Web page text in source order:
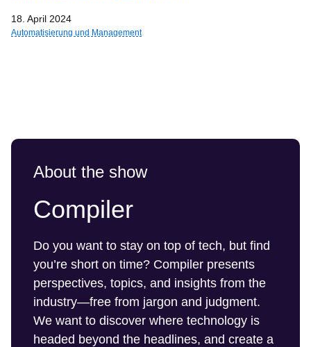
18. April 2024
Automatisierung und Management
About the show
Compiler
Do you want to stay on top of tech, but find
you’re short on time? Compiler presents
perspectives, topics, and insights from the
industry—free from jargon and judgment.
We want to discover where technology is
headed beyond the headlines, and create a